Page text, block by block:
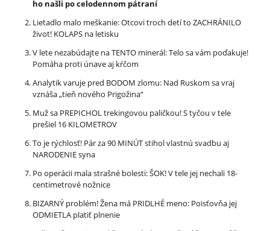
ho našli po celodennom pátraní
Lietadlo malo meškanie: Otcovi troch detí to ZACHRÁNILO
život! KOLAPS na letisku
V lete nezabúdajte na TENTO minerál: Telo sa vám poďakuje!
Pomáha proti únave aj kŕčom
Analytik varuje pred BODOM zlomu: Nad Ruskom sa vraj
vznáša „tieň nového Prigožina“
Muž sa PREPICHOL trekingovou paličkou! S tyčou v tele
prešiel 16 KILOMETROV
To je rýchlosť! Pár za 90 MINÚT stihol vlastnú svadbu aj
NARODENIE syna
Po operácii mala strašné bolesti: ŠOK! V tele jej nechali 18-
centimetrové nožnice
BIZARNÝ problém! Žena má PRIDLHÉ meno: Poisťovňa jej
ODMIETLA platiť plnenie